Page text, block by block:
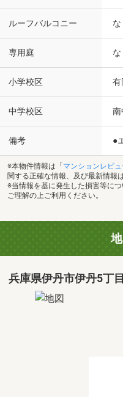
ルーフバルコニー な
専用庭 な
小学校区 有
中学校区 南
備考 ●
※本物件情報は「 マンションレビュ
関する正確な情報、及び最新情報
※当情報を基に発生した損害等に
ご理解の上ご利用ください。
兵庫県伊丹市伊丹5丁